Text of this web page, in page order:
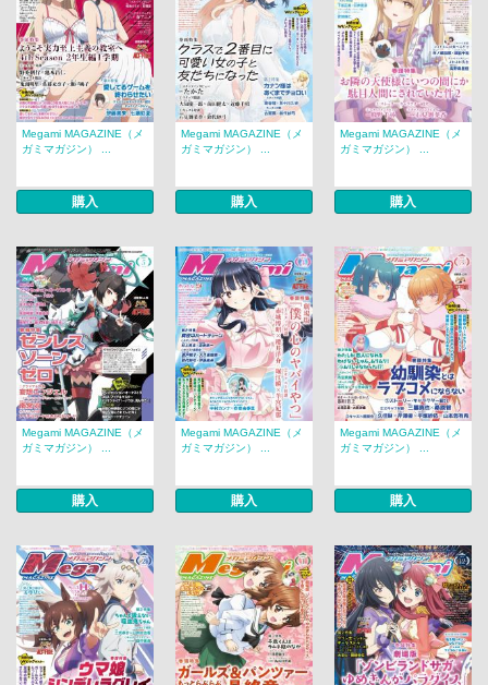
Megami MAGAZINE（メ
ガミマガジン） ...
購入
Megami MAGAZINE（メ
ガミマガジン） ...
購入
Megami MAGAZINE（メ
ガミマガジン） ...
購入
Megami MAGAZINE（メ
ガミマガジン） ...
購入
Megami MAGAZINE（メ
ガミマガジン） ...
購入
Megami MAGAZINE（メ
ガミマガジン） ...
購入